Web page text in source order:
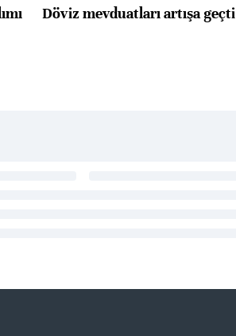
Döviz mevduatları artışa geçti